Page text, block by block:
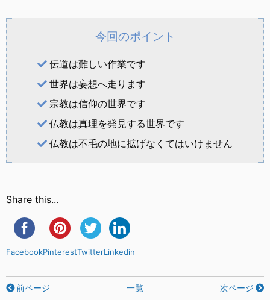
今回のポイント
伝道は難しい作業です
世界は妄想へ走ります
宗教は信仰の世界です
仏教は真理を発見する世界です
仏教は不毛の地に拡げなくてはいけません
Share this...
FacebookPinterestTwitterLinkedin
前ページ 一覧 次ページ